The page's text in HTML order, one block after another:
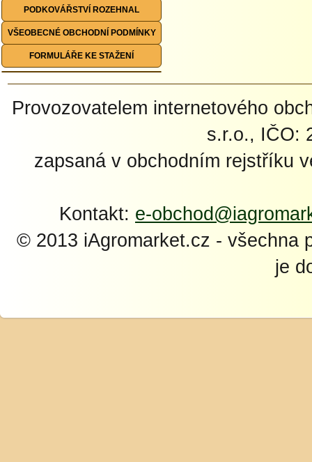
PODKOVÁŘSTVÍ ROZEHNAL
VŠEOBECNÉ OBCHODNÍ PODMÍNKY
FORMULÁŘE KE STAŽENÍ
Provozovatelem internetového
s.r.o., IČO:
zapsaná v obchodním rejstříku
Kontakt: e-
© 2013 iAgromarket.cz - všechna
je